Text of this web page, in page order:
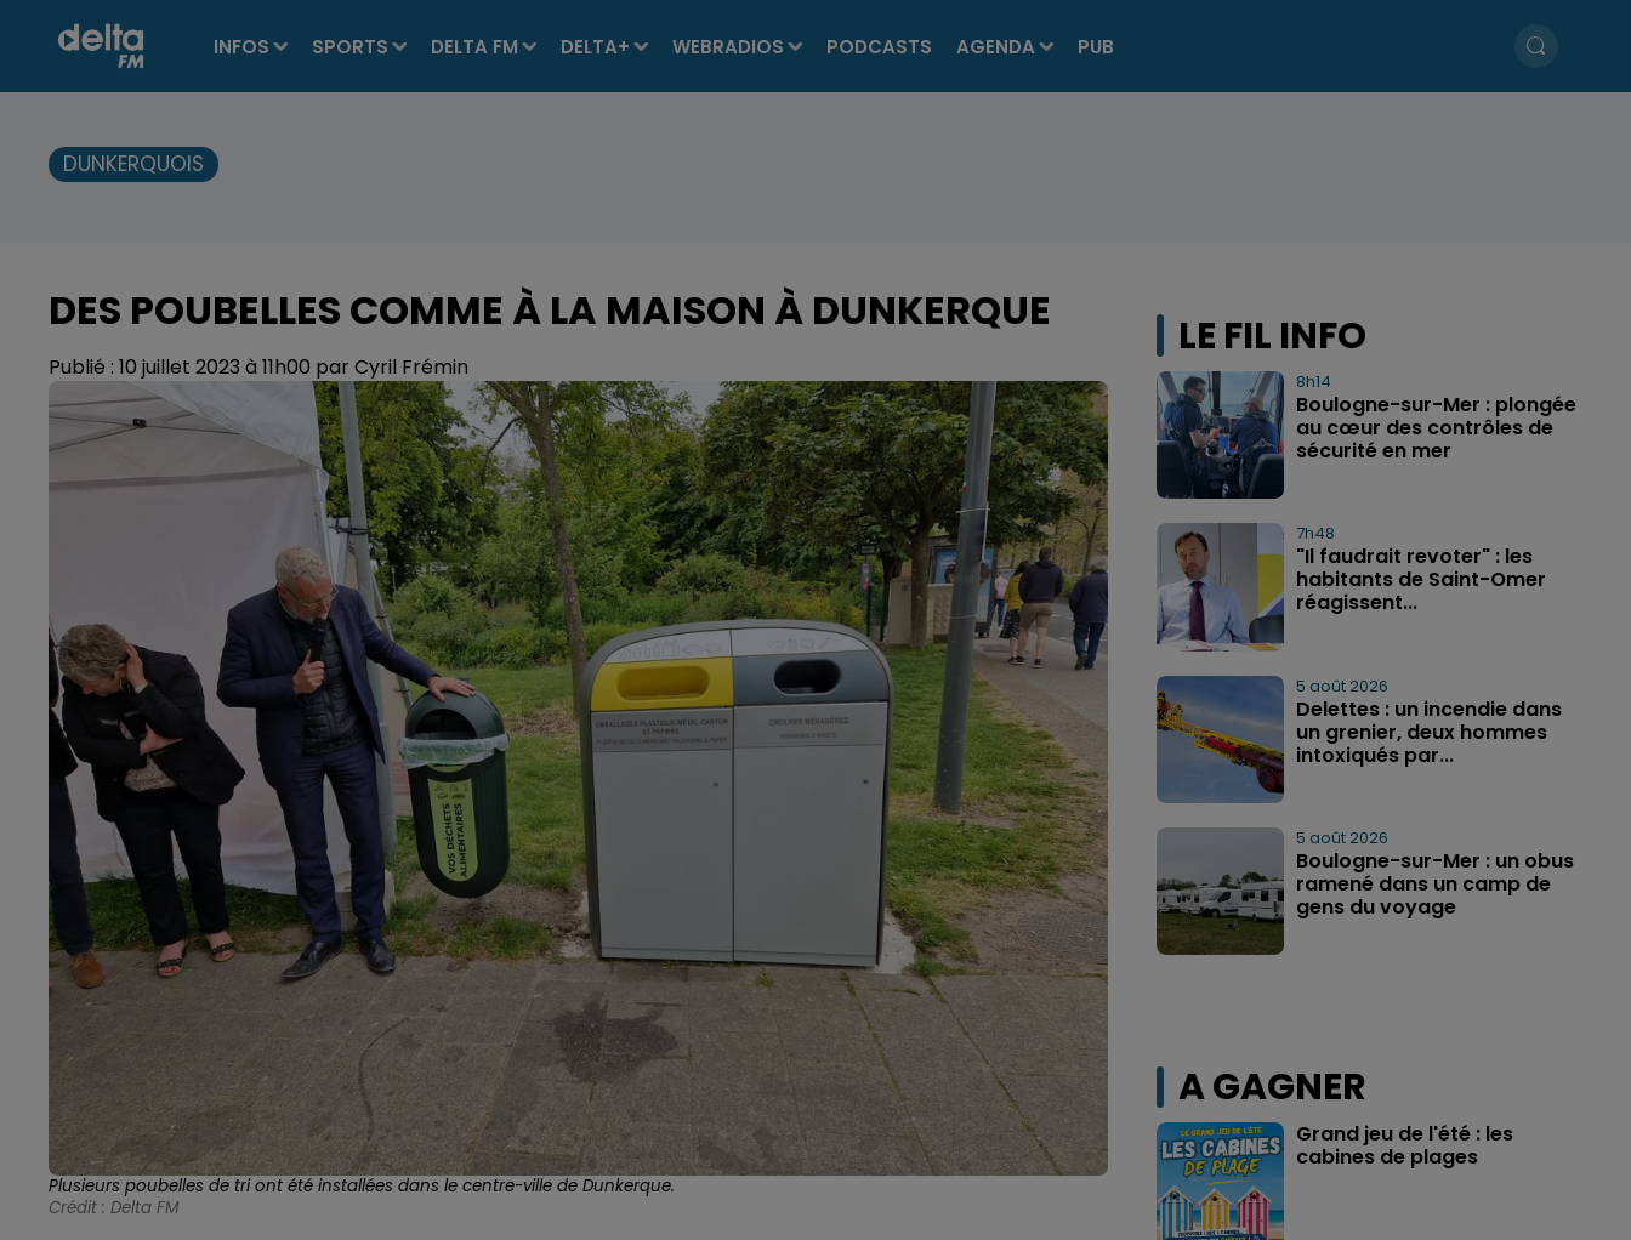
INFOS SPORTS DELTA FM DELTA+ WEBRADIOS PODCASTS AGENDA PUB
DUNKERQUOIS
DES POUBELLES COMME À LA MAISON À DUNKERQUE
Publié : 10 juillet 2023 à 11h00 par Cyril Frémin
Plusieurs poubelles de tri ont été installées dans le centre-ville de Dunkerque.
Crédit : Delta FM
LE FIL INFO
8h14
Boulogne-sur-Mer : plongée
au cœur des contrôles de
sécurité en mer
7h48
"Il faudrait revoter" : les
habitants de Saint-Omer
réagissent...
5 août 2026
Delettes : un incendie dans
un grenier, deux hommes
intoxiqués par...
5 août 2026
Boulogne-sur-Mer : un obus
ramené dans un camp de
gens du voyage
A GAGNER
Grand jeu de l'été : les
cabines de plages